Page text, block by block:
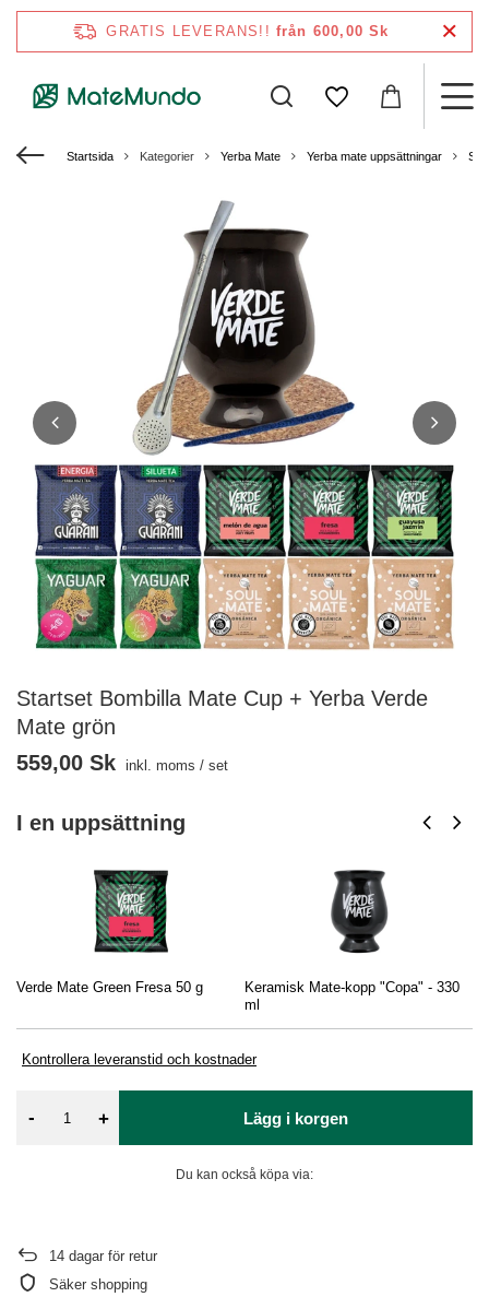
GRATIS LEVERANS!! från 600,00 Sk
Startsida Kategorier Yerba Mate Yerba mate uppsättningar
Startset Bombilla Mate Cup + Yerba Verde
Mate grön
I en uppsättning
Verde Mate Green Fresa 50 g
Keramisk Mate-kopp "Copa" - 330
ml
Kontrollera leveranstid och kostnader
559,00 Sk inkl. moms / set
- + Lägg i korgen
Du kan också köpa via:
14 dagar för retur
Säker shopping